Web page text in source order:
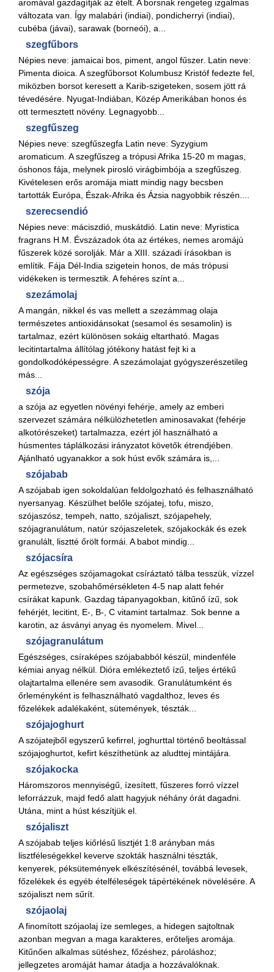
aromával gazdagítják az ételt. A borsnak rengeteg izgalmas
változata van. Így malabári (indiai), pondicherryi (indiai),
cubéba (jávai), sarawak (borneói), a...
szegfűbors
Népies neve: jamaicai bos, piment, angol fűszer. Latin neve:
Pimenta dioica. A szegfűborsot Kolumbusz Kristóf fedezte fel,
miközben borsot keresett a Karib-szigeteken, sosem jött rá
tévedésére. Nyugat-Indiában, Közép Amerikában honos és
ott termesztett növény. Legnagyobb...
szegfűszeg
Népies neve: szegfűszegfa Latin neve: Syzygium
aromaticum. A szegfűszeg a trópusi Afrika 15-20 m magas,
óshonos fája, melynek pirosló virágbimbója a szegfűszeg.
Kivételesen erős aromája miatt mindig nagy becsben
tartották Európa, Észak-Afrika és Ázsia nagyobbik részén....
szerecsendió
Népies neve: máciszdió, muskátdió. Latin neve: Myristica
fragrans H.M. Évszázadok óta az értékes, nemes aromájú
fűszerek közé sorolják. Már a XIII. századi írásokban is
említik. Fája Dél-India szigetein honos, de más trópusi
vidékeken is termesztik. A fehéres színt a...
szezámolaj
A mangán, nikkel és vas mellett a szezámmag olaja
természetes antioxidánsokat (sesamol és sesamolin) is
tartalmaz, ezért különösen sokáig eltartható. Magas
lecitintartalma állítólag jótékony hatást fejt ki a
gondolkodóképességre. A szezámolajat gyógyszerészetileg
más...
szója
a szója az egyetlen növényi fehérje, amely az emberi
szervezet számára nélkülözhetetlen aminosavakat (fehérje
alkotórészeket) tartalmazza, ezért jól használható a
húsmentes táplálkozási irányzatot követők étrendjében.
Ajánlható ugyanakkor a sok húst evők számára is,...
szójabab
A szójabab igen sokoldalúan feldolgozható és felhasználható
nyersanyag. Készülhet belőle szójatej, tofu, miszo,
szójaszósz, tempeh, natto, szójaliszt, szójapehely,
szójagranulátum, natúr szójaszeletek, szójakockák és ezek
granulált, lisztté őrölt formái. A babot mindig...
szójacsíra
Az egészséges szójamagokat csíráztató tálba tesszük, vízzel
permetezve, szobahőmérsékleten 4-5 nap alatt fehér
csírákat kapunk. Gazdag tápanyagokban, kitűnő ízű, sok
fehérjét, lecitint, E-, B-, C vitamint tartalmaz. Sok benne a
karotin, az ásványi anyag és nyomelem. Mivel...
szójagranulátum
Egészséges, csíraképes szójababból készül, mindenféle
kémiai anyag nélkül. Dióra emlékeztető ízű, teljes értékű
olajtartalma ellenére sem avasodik. Granulátumként és
őrleményként is felhasználható vagdalthoz, leves és
főzelékek adalékaként, sütemények, tészták...
szójajoghurt
A szójatejből egyszerű kefirrel, joghurttal történő beoltással
szójajoghurtot, kefirt készíthetünk az aludttej mintájára.
szójakocka
Háromszoros mennyiségű, ízesített, fűszeres forró vízzel
leforrázzuk, majd fedő alatt hagyjuk néhány órát dagadni.
Utána, mint a húst készítjük el.
szójaliszt
A szójabab teljes kiőrlésű lisztjét 1:8 arányban más
lisztféleségekkel keverve szokták használni tészták,
kenyerek, péksütemények elkészítésénél, továbbá levesek,
főzelékek és egyéb ételféleségek tápértékének növelésére. A
szójaliszt nem sűrít.
szójaolaj
A finomított szójaolaj íze semleges, a hidegen sajtoltnak
azonban megvan a maga karakteres, erőteljes aromája.
Kitűnően alkalmas sütéshez, főzéshez, pároláshoz;
jellegzetes aromáját hamar átadja a hozzávalóknak.